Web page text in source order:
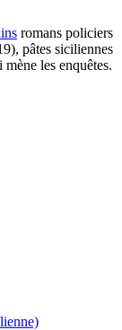
romans policiers
pâtes siciliennes
les enquêtes.